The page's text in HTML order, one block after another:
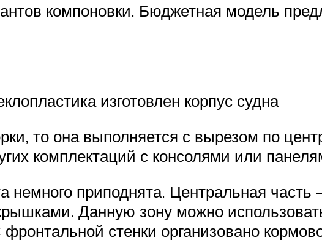
компоновки. Бюджетная модель
изготовлен корпус судна
то она выполняется с вырезом по
комплектаций с консолями или
немного приподнята. Центральная часть
Данную зону можно
стенки организовано